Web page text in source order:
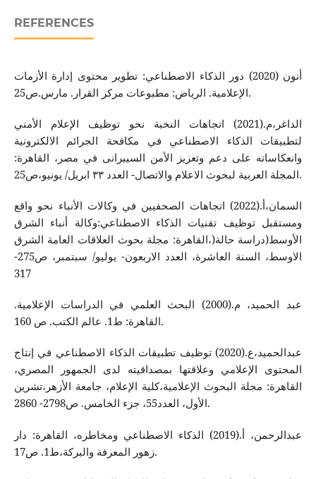
REFERENCES
‌أنون (2020) دور الذكاء الاصطناعي: تطوير محتوى إدارة الأزمات
الإعلامية. الرياض: مطبوعات مركز القرار. مارس.ص25.
الداغر،م.(2021) اتجاهات النخبة نحو توظيف الإعلام الأمني
لتطبيقات الذكاء الاصطناعي في مكافحة الجرائم الالكترونية
وانعكاساته على دعم وتعزيز الأمن السيبرانى في مصر، القاهرة:
المجلة العربية لبحوث الاعلام والاتصال- العدد ٣٣ ابريل/ يونيو،ص25.
السمان،أ.(2022) اتجاهات الصحفيين في وكالات الأنباء نحو واقع
ومستقبل توظيف تقنيات الذكاء الاصطناعي:وكالة أنباء الشرق
الأوسط(دراسة حالة(،القاهرة: مجلة بحوث العلاقات العامة الشرق
الاوسط، السنة العاشرة، العدد الاربعون- يوليو/ سبتمبر، ص275-
317
عبد الحميد، م.(2000) البحث العلمي في الدراسات الإعلامية.
القاهرة: ط1. عالم الكتب. ص 160.
عبدالحميد،ع.(2020) توظيف تطبيقات الذكاء الاصطناعي في إنتاج
المحتوى الإعلامي وعلاقتها بمصداقيته لدى الجمهور المصري،
القاهرة: مجلة البحوث الإعلامية،كلية الإعلام، جامعة الأزهر،تشرين
الأول، العدد55، جزء الخامس. ص2798- 2860.
عبدالرحمن، أ.(2019) الذكاء الاصطناعي ومخاطره، القاهرة: دار
زهور المعرفة والبركة،ط1. ص17.